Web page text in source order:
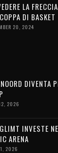
LA
DI BASKET
20, 2024
DIVENTA
2026
INVESTE
ARENA
2026